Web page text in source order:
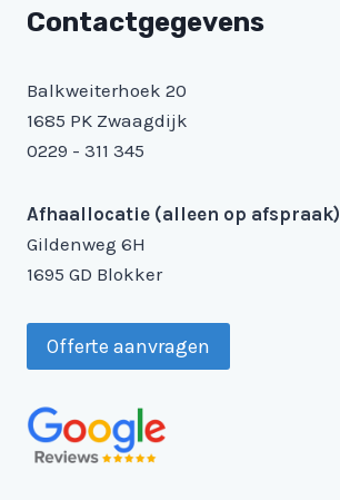
Contactgegevens
Balkweiterhoek 20
1685 PK Zwaagdijk
0229 - 311 345
Afhaallocatie (alleen op afspraak)
Gildenweg 6H
1695 GD Blokker
Offerte aanvragen